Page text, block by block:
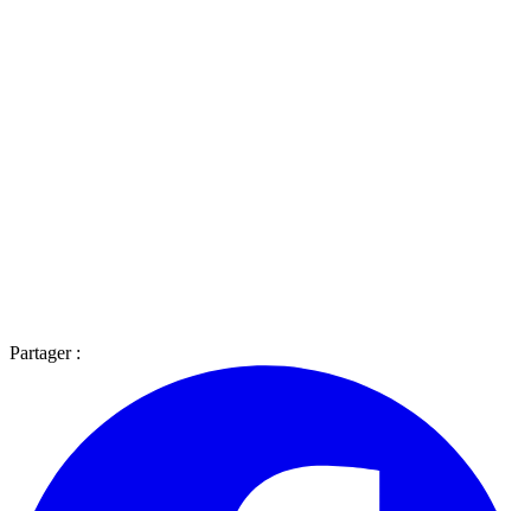
Partager :